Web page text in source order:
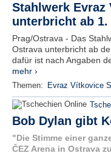
Stahlwerk Evraz
unterbricht ab
Prag/Ostrava - Das
Ostrava unterbricht ab
dafür ist nach Angaben
mehr ›
Themen: Evraz Vítkovice
Bob Dylan gibt
"Die Stimme einer
ČEZ Arena in Ostrava